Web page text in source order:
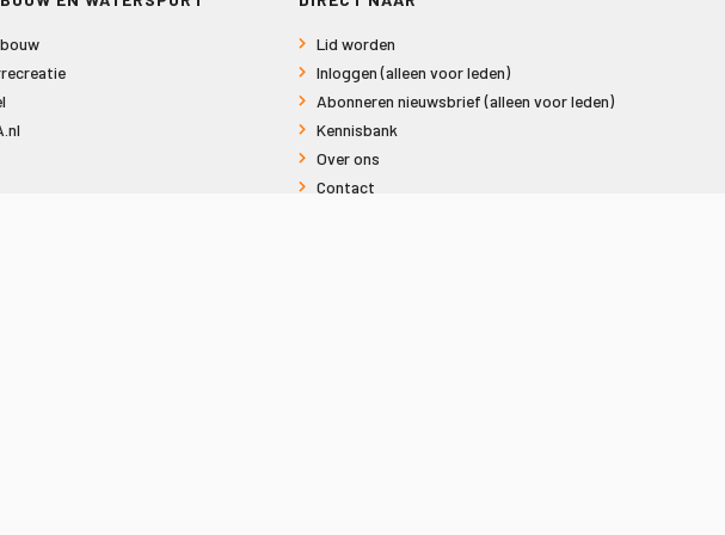
Lid worden
Inloggen (alleen voor leden)
Abonneren nieuwsbrief (alleen voor leden)
Kennisbank
Over ons
Contact